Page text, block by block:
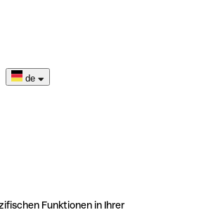
de
Funktionen in Ihrer